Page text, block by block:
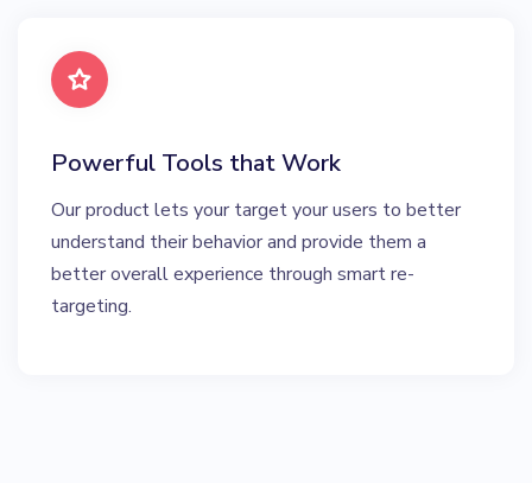
Powerful Tools that Work
Our product lets your target your users to better
understand their behavior and provide them a
better overall experience through smart re-
targeting.